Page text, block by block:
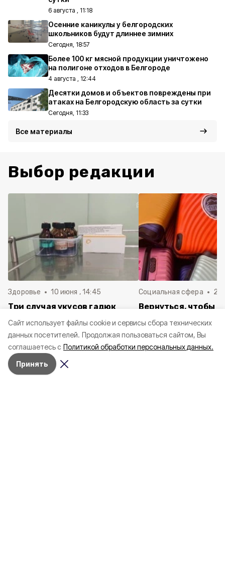
Cайт использует файлы cookie и сервисы сбора технических
данных посетителей. Продолжая пользоваться сайтом, Вы
соглашаетесь с Политикой обработки персональных данных.
Принять
6 августа , 11:18
Осенние каникулы у белгородских
школьников будут длиннее зимних
Сегодня, 18:57
Более 100 кг мясной продукции уничтожено
на полигоне отходов в Белгороде
4 августа , 12:44
Десятки домов и объектов повреждены при
атаках на Белгородскую область за сутки
Сегодня, 11:33
Все материалы
Выбор редакции
Здоровье 10 июня , 14:45
Три случая укусов гадюк
Белгородской области с
начала года
Социальная сфера 20
Вернуться, чтобы
в Белгородскую
пять лет